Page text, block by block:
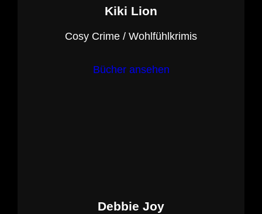
Kiki Lion
Cosy Crime / Wohlfühlkrimis
Bücher ansehen
Debbie Joy